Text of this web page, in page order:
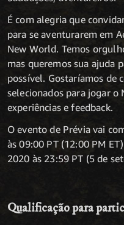
É com alegria que
para se aventurarem em
New World. Temos
mas queremos sua ajuda
possível. Gostaríamos de
selecionados para jogar
experiências e feedback.
O evento de Prévia vai
às 09:00 PT (12:00 PM
2020 às 23:59 PT (5 de
Qualificação para